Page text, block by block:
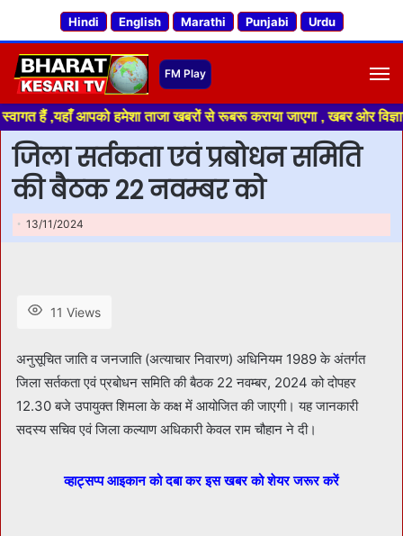
Hindi English Marathi Punjabi Urdu
हैं ,यहाँ आपको हमेशा ताजा खबरों से रूबरू कराया जाएगा , खबर ओर
जिला सर्तकता एवं प्रबोधन समिति
की बैठक 22 नवम्बर को
13/11/2024
11 Views
अनुसूचित जाति व जनजाति (अत्याचार निवारण) अधिनियम 1989 के अंतर्गत
जिला सर्तकता एवं प्रबोधन समिति की बैठक 22 नवम्बर, 2024 को दोपहर
12.30 बजे उपायुक्त शिमला के कक्ष में आयोजित की जाएगी। यह जानकारी
सदस्य सचिव एवं जिला कल्याण अधिकारी केवल राम चौहान ने दी।
व्हाट्सप्प आइकान को दबा कर इस खबर को शेयर जरूर करें